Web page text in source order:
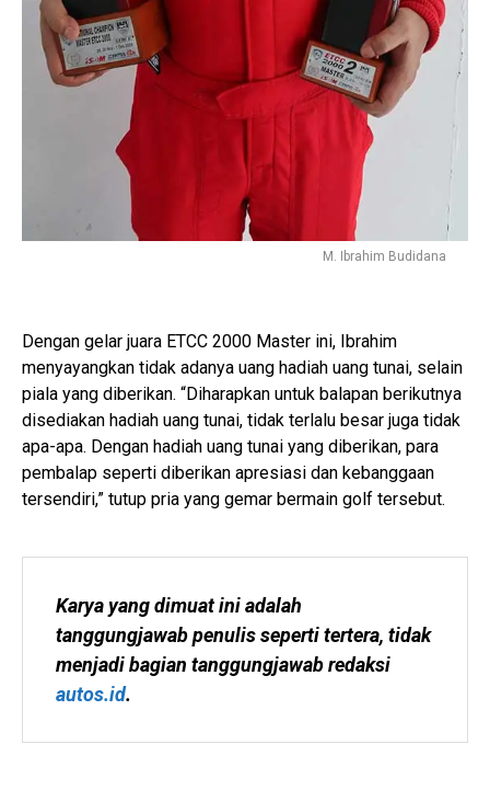
M. Ibrahim Budidana
Dengan gelar juara ETCC 2000 Master ini, Ibrahim
menyayangkan tidak adanya uang hadiah uang tunai, selain
piala yang diberikan. “Diharapkan untuk balapan berikutnya
disediakan hadiah uang tunai, tidak terlalu besar juga tidak
apa-apa. Dengan hadiah uang tunai yang diberikan, para
pembalap seperti diberikan apresiasi dan kebanggaan
tersendiri,” tutup pria yang gemar bermain golf tersebut.
Karya yang dimuat ini adalah
tanggungjawab penulis seperti tertera, tidak
autos.id.